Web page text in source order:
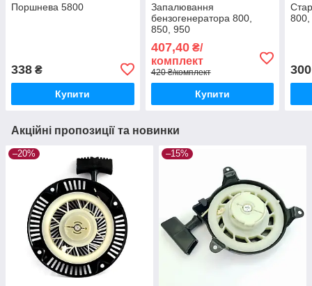
Поршнева 5800
338 ₴
Купити
Запалювання
бензогенератора 800,
850, 950
407,40₴/
комплект
420 ₴/комплект
Купити
800,
300
Акційні пропозиції та новинки
–20% –15%